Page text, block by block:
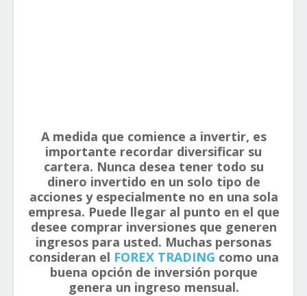
A medida que comience a invertir, es
importante recordar diversificar su
cartera. Nunca desea tener todo su
dinero invertido en un solo tipo de
acciones y especialmente no en una sola
empresa. Puede llegar al punto en el que
desee comprar inversiones que generen
ingresos para usted. Muchas personas
consideran el FOREX TRADING como una
buena opción de inversión porque
genera un ingreso mensual.